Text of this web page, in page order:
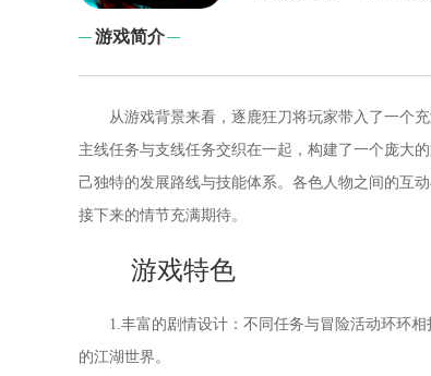
游戏简介
从游戏背景来看，逐鹿狂刀将玩家带入了一个
主线任务与支线任务交织在一起，构建了一个庞大
己独特的发展路线与技能体系。各色人物之间的互
接下来的情节充满期待。
游戏特色
1.丰富的剧情设计：不同任务与冒险活动环环
的江湖世界。